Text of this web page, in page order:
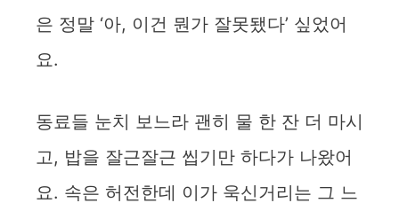
은 정말 ‘아, 이건 뭔가 잘못됐다’ 싶었어
요.
동료들 눈치 보느라 괜히 물 한 잔 더 마시
고, 밥을 잘근잘근 씹기만 하다가 나왔어
요. 속은 허전한데 이가 욱신거리는 그 느